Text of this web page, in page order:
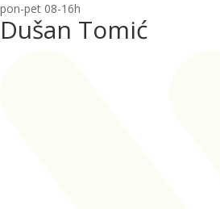
pon-pet 08-16h
Dušan Tomić